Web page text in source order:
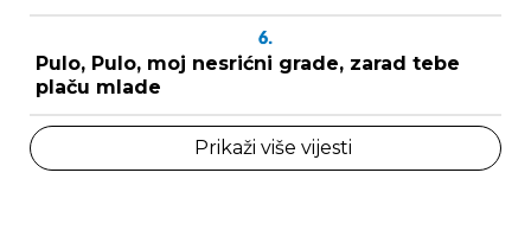
6.
Pulo, Pulo, moj nesrićni grade, zarad tebe
plaču mlade
Prikaži više vijesti